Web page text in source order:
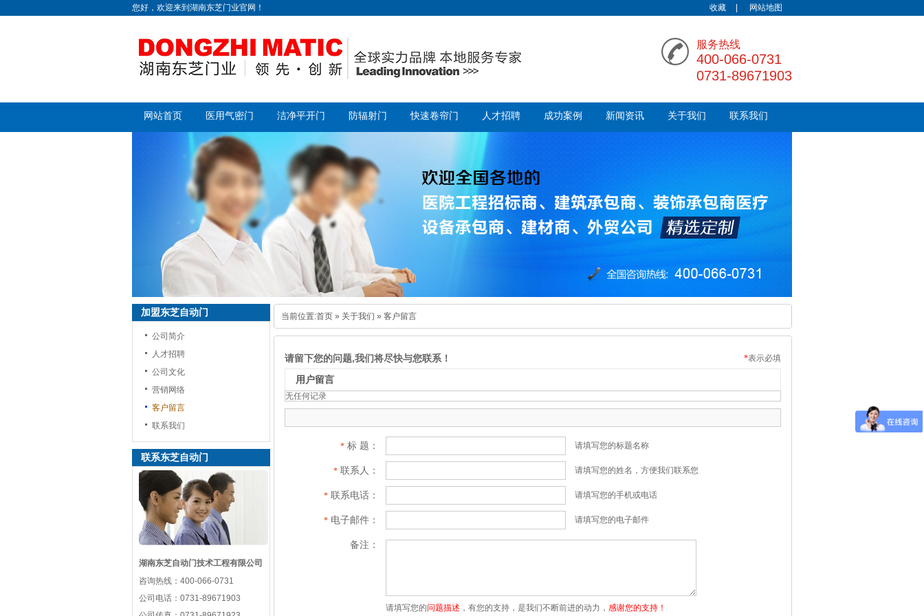
您好，欢迎来到湖南东芝门业官网！ 收藏 网站地图
服务热线
400-066-0731
0731-89671903
网站首页 医用气密门 洁净平开门 防辐射门 快速卷帘门 人才招聘 成功案例 新闻资讯 关于我们 联系我们
加盟东芝自动门
公司简介
人才招聘
公司文化
营销网络
客户留言
联系我们
联系东芝自动门
湖南东芝自动门技术工程有限公司
咨询热线： 400-066-0731
公司电话： 0731-89671903
当前位置:首页 » 关于我们 » 客户留言
*表示必填
请留下您的问题,我们将尽快与您联系！
用户留言
无任何记录
* 标 题： 请填写您的标题名称
* 联系人： 请填写您的姓名，方便我们联系您
* 联系电话： 请填写您的手机或电话
* 电子邮件： 请填写您的电子邮件
备注：
请填写您的问题描述 ，有您的支持，是我们不断前进的动力， 感谢您的支持！